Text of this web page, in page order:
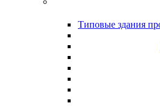
Типовые здания